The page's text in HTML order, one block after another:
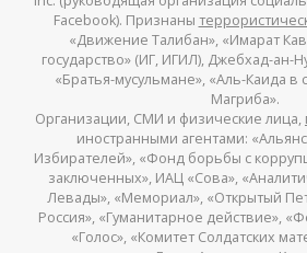
Facebook). Признаны
«Движение Талибан», «Имарат
государство» (ИГ, ИГИЛ), Джебхад-ан-
«Братья-мусульмане», «Аль-Каида в
Магриба».
Организации, СМИ и физические лица,
иностранными агентами:
Избирателей», «Фонд борьбы с
заключенных», ИАЦ «Сова»,
Левады», «Мемориал», «Открытый
Россия», «Гуманитарное действие»,
«Голос», «Комитет Солдатских